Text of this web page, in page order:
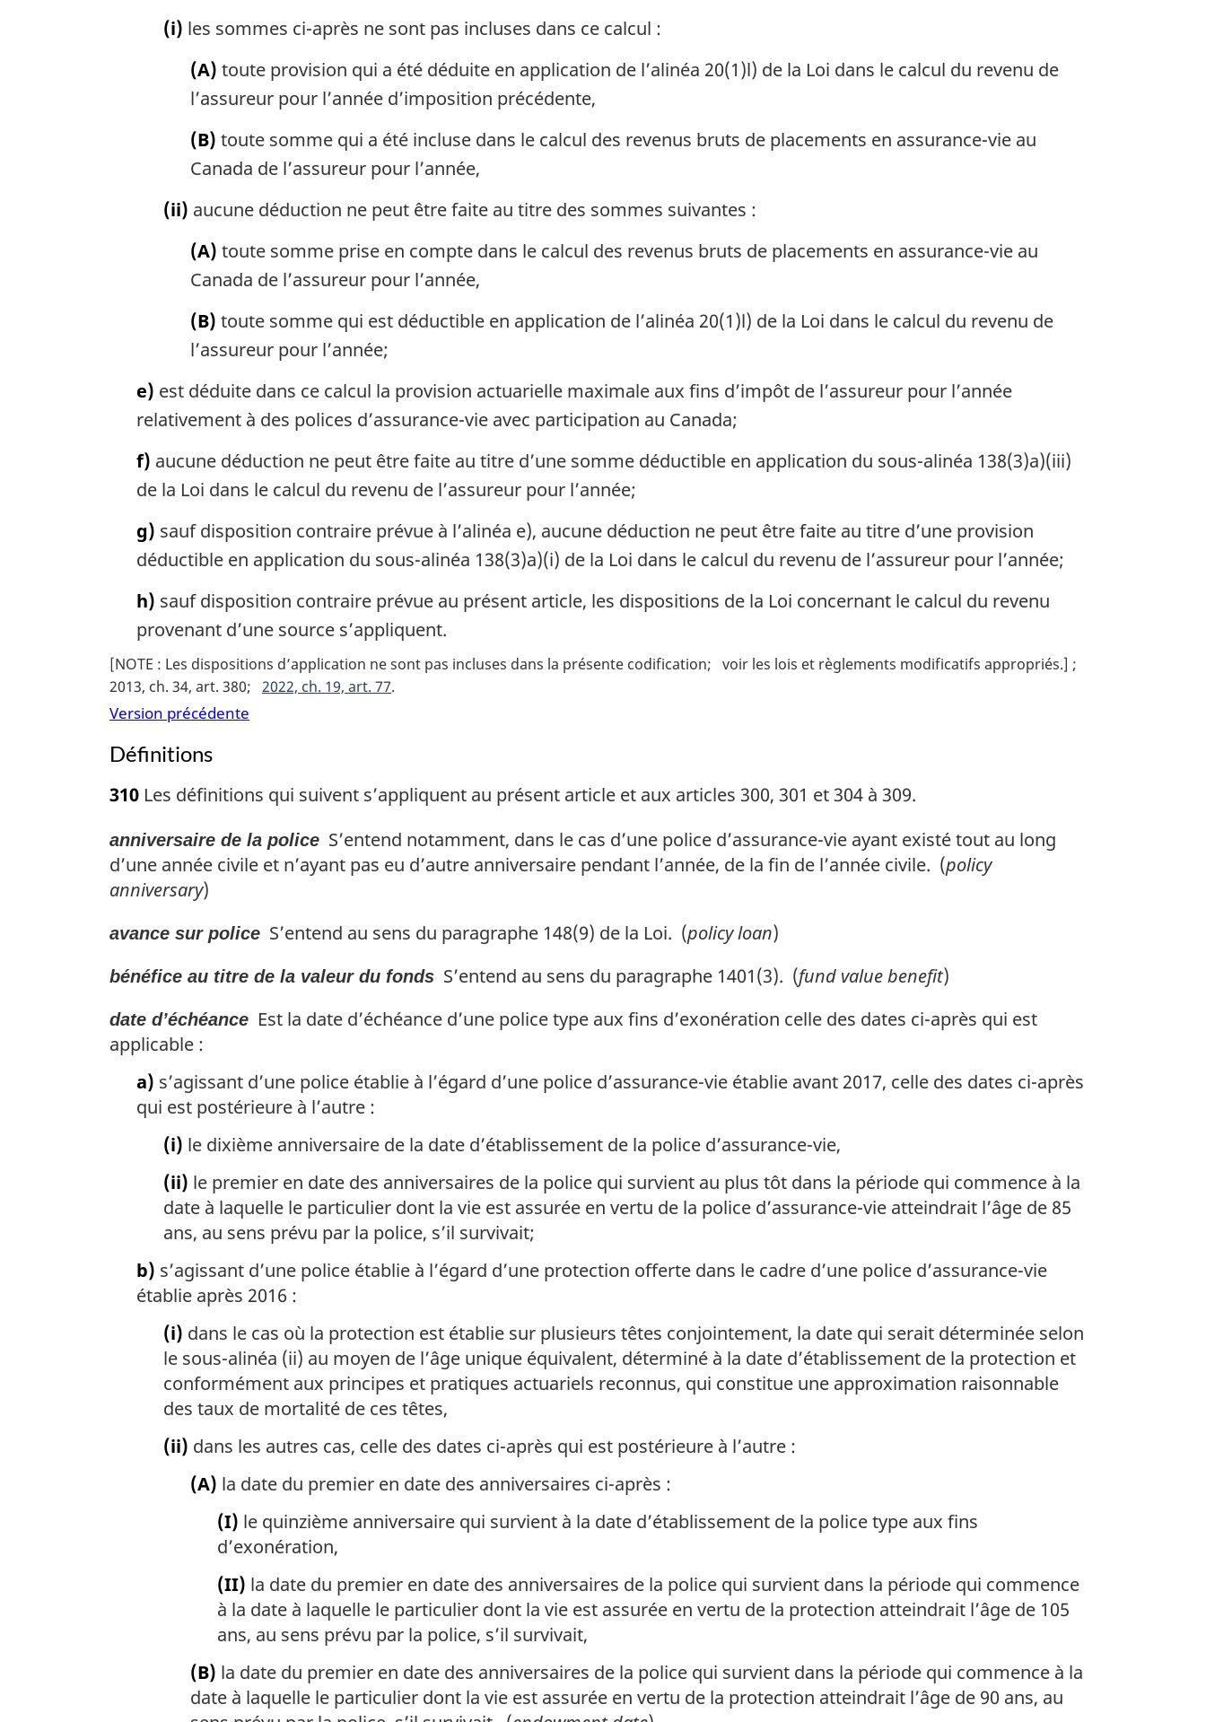
(i) les sommes ci-après ne sont pas incluses dans ce calcul :
(A) toute provision qui a été déduite en application de l’alinéa 20(1)l) de la Loi dans le calcul du revenu de
l’assureur pour l’année d’imposition précédente,
(B) toute somme qui a été incluse dans le calcul des revenus bruts de placements en assurance-vie au
Canada de l’assureur pour l’année,
(ii) aucune déduction ne peut être faite au titre des sommes suivantes :
(A) toute somme prise en compte dans le calcul des revenus bruts de placements en assurance-vie au
Canada de l’assureur pour l’année,
(B) toute somme qui est déductible en application de l’alinéa 20(1)l) de la Loi dans le calcul du revenu de
l’assureur pour l’année;
e) est déduite dans ce calcul la provision actuarielle maximale aux fins d’impôt de l’assureur pour l’année
relativement à des polices d’assurance-vie avec participation au Canada;
f) aucune déduction ne peut être faite au titre d’une somme déductible en application du sous-alinéa 138(3)a)(iii)
de la Loi dans le calcul du revenu de l’assureur pour l’année;
g) sauf disposition contraire prévue à l’alinéa e), aucune déduction ne peut être faite au titre d’une provision
déductible en application du sous-alinéa 138(3)a)(i) de la Loi dans le calcul du revenu de l’assureur pour l’année;
h) sauf disposition contraire prévue au présent article, les dispositions de la Loi concernant le calcul du revenu
provenant d’une source s’appliquent.
[NOTE : Les dispositions d’application ne sont pas incluses dans la présente codification
voir les lois et règlements modificatifs appropriés.]
2013, ch. 34, art. 380
2022, ch. 19, art. 77
Version précédente
Définitions
310 Les définitions qui suivent s’appliquent au présent article et aux articles 300, 301 et 304 à 309.
anniversaire de la police S’entend notamment, dans le cas d’une police d’assurance-vie ayant existé tout au long
d’une année civile et n’ayant pas eu d’autre anniversaire pendant l’année, de la fin de l’année civile. (policy
anniversary)
avance sur police S’entend au sens du paragraphe 148(9) de la Loi. (policy loan)
bénéfice au titre de la valeur du fonds S’entend au sens du paragraphe 1401(3). (fund value benefit)
date d’échéance Est la date d’échéance d’une police type aux fins d’exonération celle des dates ci-après qui est
applicable :
a) s’agissant d’une police établie à l’égard d’une police d’assurance-vie établie avant 2017, celle des dates ci-après
qui est postérieure à l’autre :
(i) le dixième anniversaire de la date d’établissement de la police d’assurance-vie,
(ii) le premier en date des anniversaires de la police qui survient au plus tôt dans la période qui commence à la
date à laquelle le particulier dont la vie est assurée en vertu de la police d’assurance-vie atteindrait l’âge de 85
ans, au sens prévu par la police, s’il survivait;
b) s’agissant d’une police établie à l’égard d’une protection offerte dans le cadre d’une police d’assurance-vie
établie après 2016 :
(i) dans le cas où la protection est établie sur plusieurs têtes conjointement, la date qui serait déterminée selon
le sous-alinéa (ii) au moyen de l’âge unique équivalent, déterminé à la date d’établissement de la protection et
conformément aux principes et pratiques actuariels reconnus, qui constitue une approximation raisonnable
des taux de mortalité de ces têtes,
(ii) dans les autres cas, celle des dates ci-après qui est postérieure à l’autre :
(A) la date du premier en date des anniversaires ci-après :
(I) le quinzième anniversaire qui survient à la date d’établissement de la police type aux fins
d’exonération,
(II) la date du premier en date des anniversaires de la police qui survient dans la période qui commence
à la date à laquelle le particulier dont la vie est assurée en vertu de la protection atteindrait l’âge de 105
ans, au sens prévu par la police, s’il survivait,
(B) la date du premier en date des anniversaires de la police qui survient dans la période qui commence à la
date à laquelle le particulier dont la vie est assurée en vertu de la protection atteindrait l’âge de 90 ans, au